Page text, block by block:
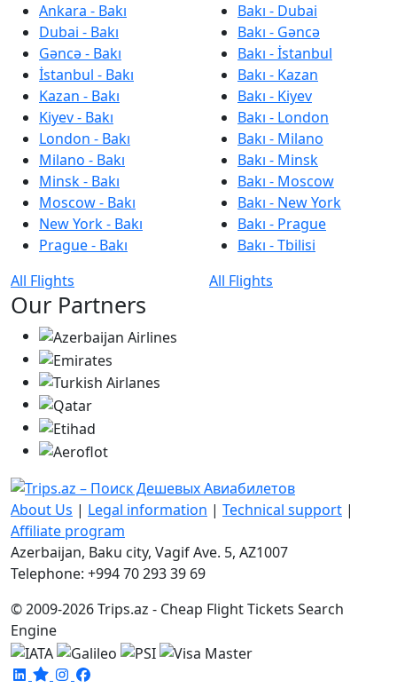
Ankara - Bakı
Dubai - Bakı
Gəncə - Bakı
İstanbul - Bakı
Kazan - Bakı
Kiyev - Bakı
London - Bakı
Milano - Bakı
Minsk - Bakı
Moscow - Bakı
New York - Bakı
Prague - Bakı
All Flights
Bakı - Dubai
Bakı - Gəncə
Bakı - İstanbul
Bakı - Kazan
Bakı - Kiyev
Bakı - London
Bakı - Milano
Bakı - Minsk
Bakı - Moscow
Bakı - New York
Bakı - Prague
Bakı - Tbilisi
All Flights
Our Partners
About Us | Legal information | Technical support |
Affiliate program
Azerbaijan, Baku city, Vagif Ave. 5, AZ1007
Telephone: +994 70 293 39 69
© 2009-2026 Trips.az - Cheap Flight Tickets Search
Engine